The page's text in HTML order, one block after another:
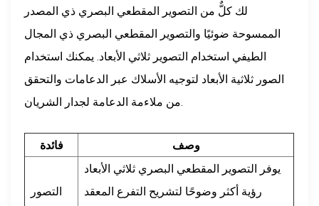
لك كلٌّ من التصوير المقطعي البصري ذي المصدر
الممسوحة ضوئيًا والتصوير المقطعي البصري ذي المجال
الطيفي استخدام التصوير ثلاثي الأبعاد. يمكنك استخدام
الصور ثلاثية الأبعاد لتوجيه الأسلاك عبر الدعامات والتحقق
فائدة وصف
التصور
يوفر التصوير المقطعي البصري ثلاثي الأبعاد
رؤية أكثر وضوحًا لتشريح التفرع المعقد